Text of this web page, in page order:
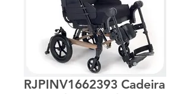
RJPINV1662393 Cadeira